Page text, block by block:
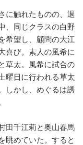
に触れたものの、退
、同じクラスの白野
希望し、顧問の大江
喜び。素人の風希に
草太。風希に試合の
曜日に行われる草太
しかし、めぐるは誘
田千江莉と奥山春馬
眺めていた。すると